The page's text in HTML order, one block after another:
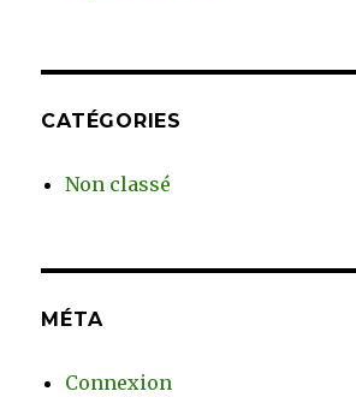
CATÉGORIES
Non classé
MÉTA
Connexion